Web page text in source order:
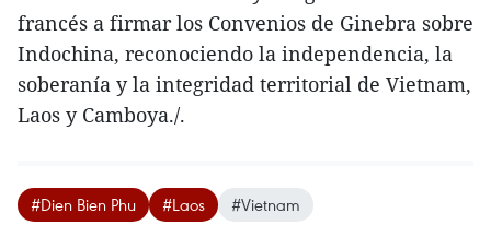
francés a firmar los Convenios de Ginebra sobre
Indochina, reconociendo la independencia, la
soberanía y la integridad territorial de Vietnam,
Laos y Camboya./.
#Dien Bien Phu #Laos #Vietnam